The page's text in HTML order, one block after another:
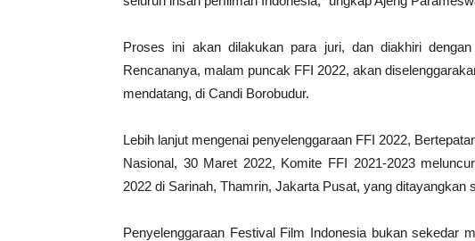
Proses ini akan dilakukan para juri, dan diakhiri
Rencananya, malam puncak FFI 2022, akan
mendatang, di Candi Borobudur.
Lebih lanjut mengenai penyelenggaraan FFI 2022,
Nasional, 30 Maret 2022, Komite FFI 2021-2023
2022 di Sarinah, Thamrin, Jakarta Pusat, yang ditayangkan
Penyelenggaraan Festival Film Indonesia bukan sekedar